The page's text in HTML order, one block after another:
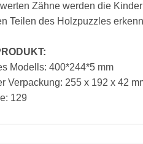
Zähne werden die
Teilen des Holzpuzzles
Modells: 400*244*5 mm
Verpackung: 255 x 192 x 42
129